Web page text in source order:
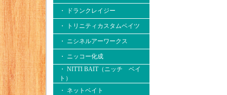
・ ドランクレイジー
・ トリニティカスタムベイツ
・ ニシネルアーワークス
・ ニッコー化成
・ NITTI BAIT（ニッチ ベイ
ト）
・ ネットベイト